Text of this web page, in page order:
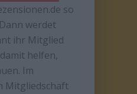
so
werdet
ihr Mitglied
helfen,
Im
Mitgliedschaft